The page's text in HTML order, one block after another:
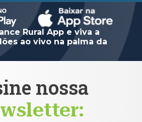
Rural App e viva a
ao vivo na palma da
nossa